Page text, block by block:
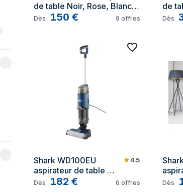
de table Noir, Rose, Blanc
Sans sac
Dès 150 € 9 offres
de
sac
Dès
Shark WD100EU
aspirateur de table
Marine Sans sac
4.5
Dès 182 € 6 offres
Bleu
Dès